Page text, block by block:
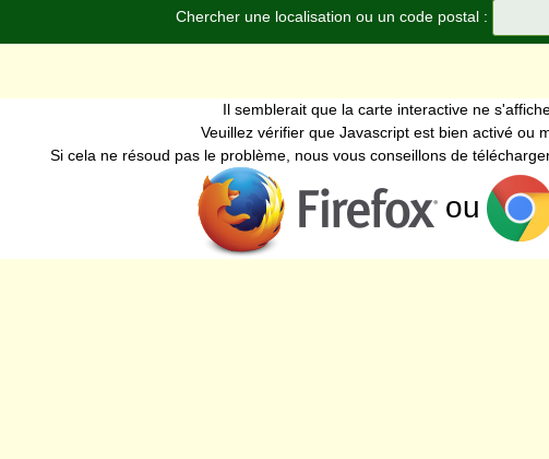
Chercher une localisation ou un code postal :
Il semblerait que la carte interactive ne
Veuillez vérifier que Javascript est bien activé ou
Si cela ne résoud pas le problème, nous vous conseillons de
ou